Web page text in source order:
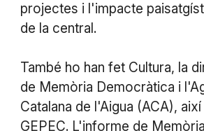
projectes i l'impacte
de la central.
També ho han fet Cultura, la
de Memòria Democràtica i
Catalana de l'Aigua (ACA), així
GEPEC. L'informe de